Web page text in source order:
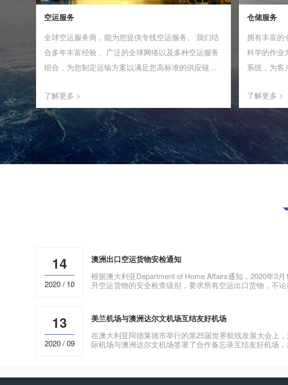
空运服务
全球空运服务商，能为您提供专线空运服务。 我们结
合多年丰富经验 、广泛的全球网络以及多种空运服务
组合，为您制定运输方案以满足您高标准的供应链需
了解更多 >
仓储服务
拥有丰富的
科学的作业
系统，为客
化。
了解更多 >
14
2020 / 10
澳洲出口空运货物安检通知
根据澳大利亚Department of Home Affairs通知，2020年3月
升空运货物的安全检查级别，要求所有空运出口货物，不
13
2020 / 09
美兰机场与澳洲达尔文机场互结友好机场
在澳大利亚阿德莱德市举行的第25届世界航线发展大会上
际机场与澳洲达尔文机场签署了合作备忘录互结友好机场